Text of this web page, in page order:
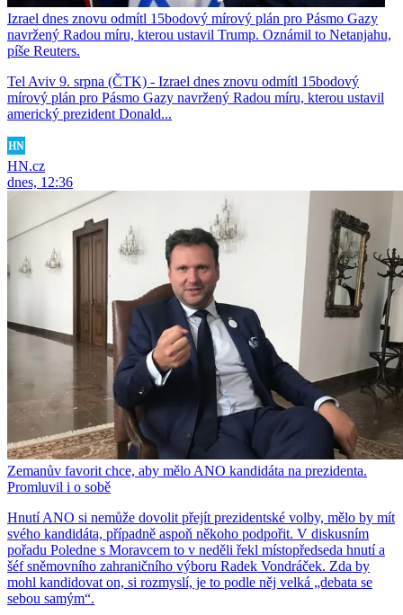
Izrael dnes znovu odmítl 15bodový mírový plán pro Pásmo Gazy
navržený Radou míru, kterou ustavil Trump. Oznámil to Netanjahu,
píše Reuters.
Tel Aviv 9. srpna (ČTK) - Izrael dnes znovu odmítl 15bodový
mírový plán pro Pásmo Gazy navržený Radou míru, kterou ustavil
americký prezident Donald...
HN.cz
dnes, 12:36
Zemanův favorit chce, aby mělo ANO kandidáta na prezidenta.
Promluvil i o sobě
Hnutí ANO si nemůže dovolit přejít prezidentské volby, mělo by mít
svého kandidáta, případně aspoň někoho podpořit. V diskusním
pořadu Poledne s Moravcem to v neděli řekl místopředseda hnutí a
šéf sněmovního zahraničního výboru Radek Vondráček. Zda by
mohl kandidovat on, si rozmyslí, je to podle něj velká „debata se
sebou samým“.